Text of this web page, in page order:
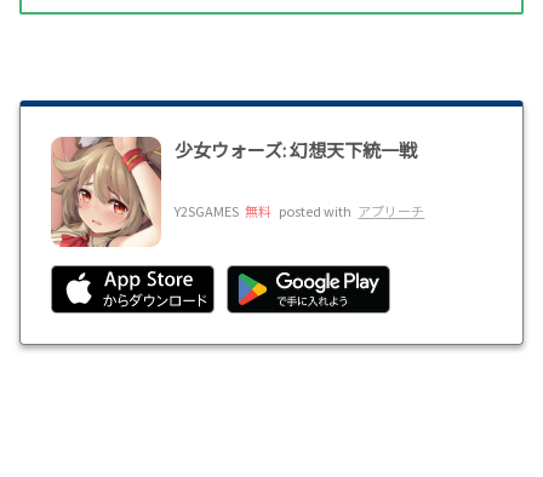
少女ウォーズ: 幻想天下統一戦
Y2SGAMES 無料 posted with アプリーチ